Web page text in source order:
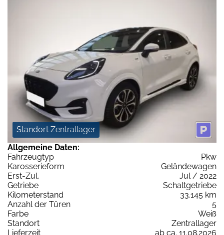
Standort Zentrallager
Allgemeine Daten:
Fahrzeugtyp
Pkw
Karosserieform
Geländewagen
Erst-Zul.
Jul / 2022
Getriebe
Schaltgetriebe
Kilometerstand
33.145 km
Anzahl der Türen
5
Farbe
Weiß
Standort
Zentrallager
Lieferzeit
ab ca. 11.08.2026